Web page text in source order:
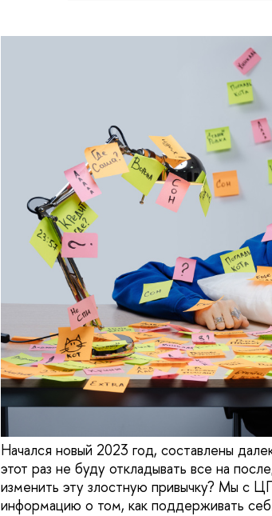
Начался новый 2023 год, составлены
этот раз не буду откладывать все на
изменить эту злостную привычку? Мы с
информацию о том, как поддерживать